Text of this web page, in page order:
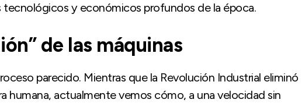
y económicos profundos de la época.
de las máquinas
parecido. Mientras que la Revolución Industrial eliminó
humana, actualmente vemos cómo, a una velocidad sin